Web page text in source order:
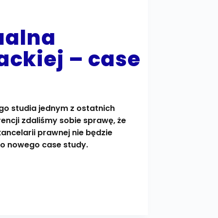
– case
studia jednym z ostatnich
zdaliśmy sobie sprawę, że
prawnej nie będzie
nowego case study.